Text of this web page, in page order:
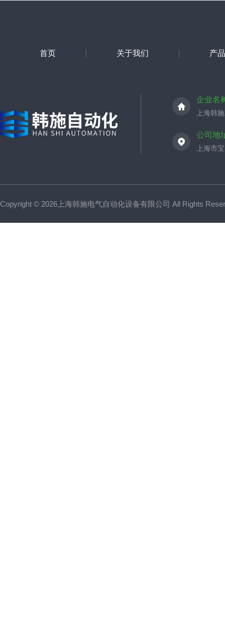
首页 关于我们 产
企业名
上海韩
公司地
上海市
Copyright © 2026上海韩施电气自动化设备有限公司 All Rights